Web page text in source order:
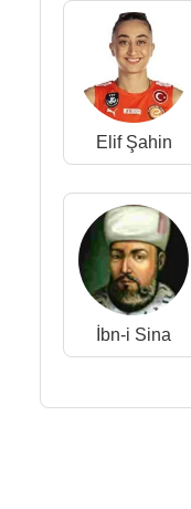
Elif Şahin
İbn-i Sina